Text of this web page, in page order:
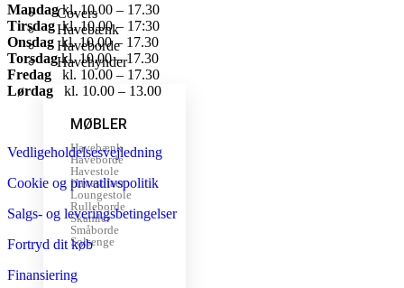
Covers
Havebænk
Haveborde
Havehynder
MØBLER
Havebænk
Haveborde
Havestole
Havesofaer
Loungestole
Rulleborde
Skamler
Småborde
Solsenge
Mandag​ kl. 10.00 – 17.30​
Tirsdag​ kl. 10.00 – 17:30​
Onsdag​ kl. 10.00 – 17.30​
Torsdag​ kl. 10.00 – 17.30​
Fredag ​ kl. 10.00 – 17.30​
Lørdag ​ kl. 10.00 – 13.00
Vedligeholdelsesvejledning
Cookie og privatlivspolitik
Salgs- og leveringsbetingelser
Fortryd dit køb
Finansiering